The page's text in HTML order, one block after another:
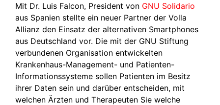
Mit Dr. Luis Falcon, President von GNU Solidario
aus Spanien stellte ein neuer Partner der Volla
Allianz den Einsatz der alternativen Smartphones
aus Deutschland vor. Die mit der GNU Stiftung
verbundenen Organisation entwickelten
Krankenhaus-Management- und Patienten-
Informationssysteme sollen Patienten im Besitz
ihrer Daten sein und darüber entscheiden, mit
welchen Ärzten und Therapeuten Sie welche